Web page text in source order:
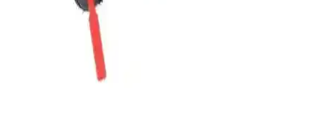
MetaQuartz ve Dafhi Dekoratif Ahşap Duvar
Saatleri Karşılaştırması ve Seçim Rehberi
İki farklı duvar saati ürününün tasarım, malzeme, performans ve
kullanıcı yorumlarıyla detaylı karşılaştırması, ev dekorasyonuna